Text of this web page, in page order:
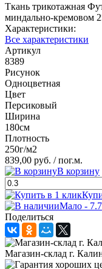
Ткань трикотажная
миндально-кремовом
Характеристики:
Все характеристики
Артикул
8389
Рисунок
Одноцветная
Цвет
Персиковый
Ширина
180см
Плотность
250г/м2
839,00 руб. / пог.м.
В корзину
Мало - 7.7
Поделиться
Магазин-склад г.